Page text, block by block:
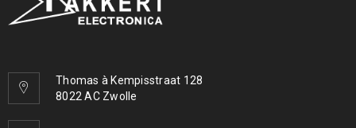
Thomas à Kempisstraat 128
8022 AC Zwolle